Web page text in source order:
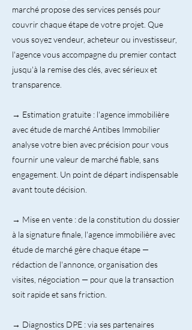
marché propose des services pensés pour
couvrir chaque étape de votre projet. Que
vous soyez vendeur, acheteur ou investisseur,
l'agence vous accompagne du premier contact
jusqu'à la remise des clés, avec sérieux et
transparence.
→ Estimation gratuite : l'agence immobilière
avec étude de marché Antibes Immobilier
analyse votre bien avec précision pour vous
fournir une valeur de marché fiable, sans
engagement. Un point de départ indispensable
avant toute décision.
→ Mise en vente : de la constitution du dossier
à la signature finale, l'agence immobilière avec
étude de marché gère chaque étape —
rédaction de l'annonce, organisation des
visites, négociation — pour que la transaction
soit rapide et sans friction.
→ Diagnostics DPE : via ses partenaires